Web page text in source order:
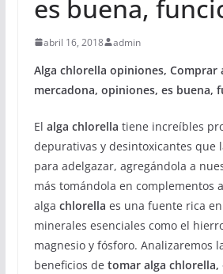
es buena,
abril 16, 2018 admin
Alga chlorella opiniones, Comprar
mercadona, opiniones, es buena,
El alga chlorella tiene increíbles
depurativas y desintoxicantes que
para adelgazar, agregándola a
más tomándola en complementos
alga chlorella es una fuente rica
minerales esenciales como el
magnesio y fósforo. Analizaremos
beneficios de tomar alga chlorella,